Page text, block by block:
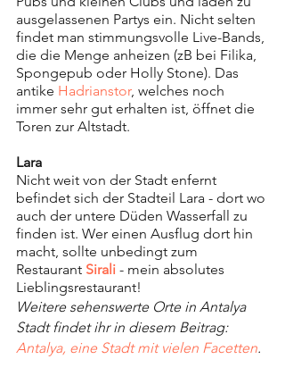
ausgelassenen Partys ein. Nicht selten
findet man stimmungsvolle Live-Bands,
die die Menge anheizen (zB bei Filika,
Spongepub oder Holly Stone). Das
antike Hadrianstor, welches noch
immer sehr gut erhalten ist, öffnet die
Toren zur Altstadt.
Lara
Nicht weit von der Stadt enfernt
befindet sich der Stadteil Lara - dort wo
auch der untere Düden Wasserfall zu
finden ist. Wer einen Ausflug dort hin
macht, sollte unbedingt zum
Restaurant Sirali - mein absolutes
Lieblingsrestaurant!
Weitere sehenswerte Orte in Antalya
Stadt findet ihr in diesem Beitrag:
Antalya, eine Stadt mit vielen Facetten.